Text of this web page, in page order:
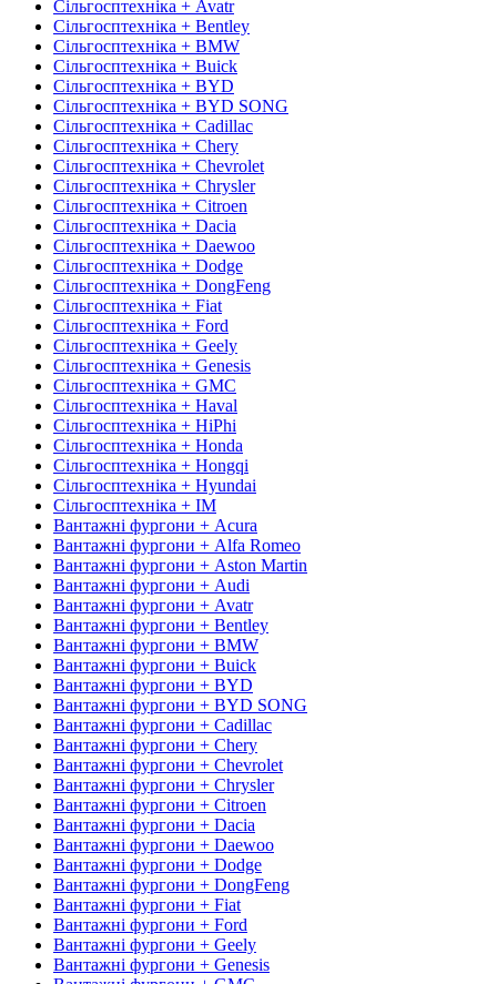
Сільгосптехніка + Avatr
Сільгосптехніка + Bentley
Сільгосптехніка + BMW
Сільгосптехніка + Buick
Сільгосптехніка + BYD
Сільгосптехніка + BYD SONG
Сільгосптехніка + Cadillac
Сільгосптехніка + Chery
Сільгосптехніка + Chevrolet
Сільгосптехніка + Chrysler
Сільгосптехніка + Citroen
Сільгосптехніка + Dacia
Сільгосптехніка + Daewoo
Сільгосптехніка + Dodge
Сільгосптехніка + DongFeng
Сільгосптехніка + Fiat
Сільгосптехніка + Ford
Сільгосптехніка + Geely
Сільгосптехніка + Genesis
Сільгосптехніка + GMC
Сільгосптехніка + Haval
Сільгосптехніка + HiPhi
Сільгосптехніка + Honda
Сільгосптехніка + Hongqi
Сільгосптехніка + Hyundai
Сільгосптехніка + IM
Вантажні фургони + Acura
Вантажні фургони + Alfa Romeo
Вантажні фургони + Aston Martin
Вантажні фургони + Audi
Вантажні фургони + Avatr
Вантажні фургони + Bentley
Вантажні фургони + BMW
Вантажні фургони + Buick
Вантажні фургони + BYD
Вантажні фургони + BYD SONG
Вантажні фургони + Cadillac
Вантажні фургони + Chery
Вантажні фургони + Chevrolet
Вантажні фургони + Chrysler
Вантажні фургони + Citroen
Вантажні фургони + Dacia
Вантажні фургони + Daewoo
Вантажні фургони + Dodge
Вантажні фургони + DongFeng
Вантажні фургони + Fiat
Вантажні фургони + Ford
Вантажні фургони + Geely
Вантажні фургони + Genesis